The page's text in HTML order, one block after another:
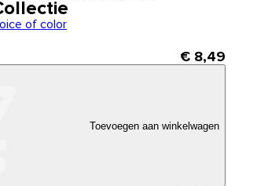
of color
€ 8,49
Toevoegen aan winkelwagen